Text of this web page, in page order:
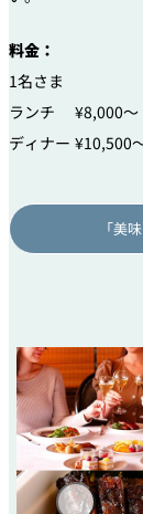
料金：
1名さま
ランチ ¥8,000～
ディナー ¥10,500
「美